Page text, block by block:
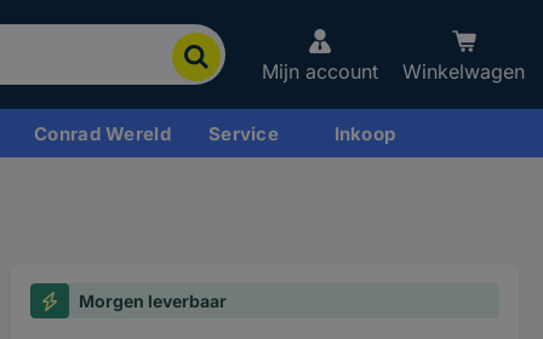
Mijn account Winkelwagen
Conrad Wereld Service Inkoop
Morgen leverbaar